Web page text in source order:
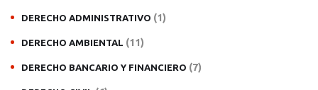
DERECHO ADMINISTRATIVO (1)
DERECHO AMBIENTAL (11)
DERECHO BANCARIO Y FINANCIERO (7)